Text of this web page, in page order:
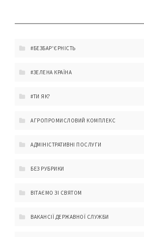
#БЕЗБАР'ЄРНІСТЬ
#ЗЕЛЕНА КРАЇНА
#ТИ ЯК?
АГРОПРОМИСЛОВИЙ КОМПЛЕКС
АДМІНІСТРАТИВНІ ПОСЛУГИ
БЕЗ РУБРИКИ
ВІТАЄМО ЗІ СВЯТОМ
ВАКАНСІЇ ДЕРЖАВНОЇ СЛУЖБИ